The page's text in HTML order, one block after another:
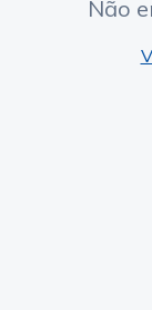
Não